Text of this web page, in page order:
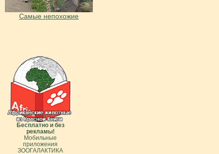
Самые непохожие
Бесплатно и без
рекламы!
Мобильные
приложения
ЗООГАЛАКТИКА